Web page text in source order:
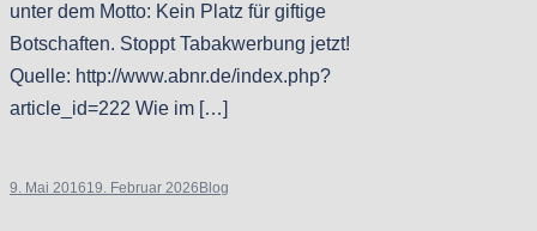
unter dem Motto: Kein Platz für giftige
Botschaften. Stoppt Tabakwerbung jetzt!
Quelle: http://www.abnr.de/index.php?
article_id=222 Wie im […]
9. Mai 201619. Februar 2026 Blog